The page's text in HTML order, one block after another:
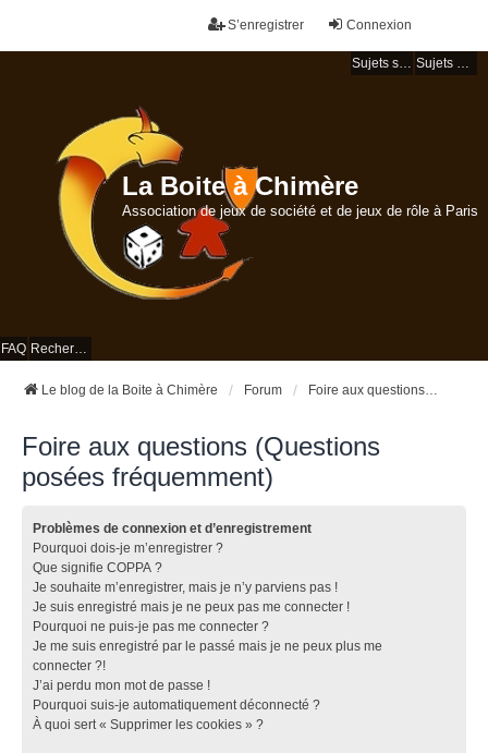
Connexion
S’enregistrer
Sujets sans réponse Sujets actifs
La Boite à Chimère
Association de jeux de société et de jeux de rôle à Paris
FAQ Rechercher
Le blog de la Boite à Chimère Forum Foire aux questions (Questions posées fréquemment)
Foire aux questions (Questions
posées fréquemment)
Problèmes de connexion et d’enregistrement
Pourquoi dois-je m’enregistrer ?
Que signifie COPPA ?
Je souhaite m’enregistrer, mais je n’y parviens pas !
Je suis enregistré mais je ne peux pas me connecter !
Pourquoi ne puis-je pas me connecter ?
Je me suis enregistré par le passé mais je ne peux plus me
connecter ?!
J’ai perdu mon mot de passe !
Pourquoi suis-je automatiquement déconnecté ?
À quoi sert « Supprimer les cookies » ?